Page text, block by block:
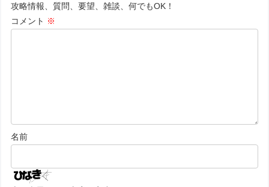
攻略情報、質問、要望、雑談、何でもOK！
コメント ※
名前